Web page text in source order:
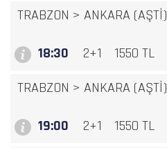
18:30
TRABZON > ANKARA (AŞTİ)
2+1 1550 TL
19:00
TRABZON > ANKARA (AŞTİ)
2+1 1550 TL